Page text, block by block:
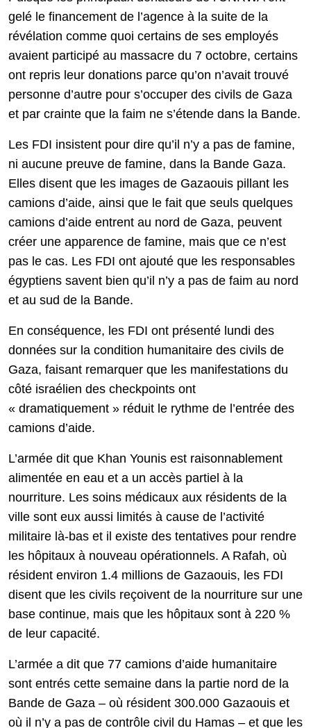
gelé le financement de l’agence à la suite de la
révélation comme quoi certains de ses employés
avaient participé au massacre du 7 octobre, certains
ont repris leur donations parce qu’on n’avait trouvé
personne d’autre pour s’occuper des civils de Gaza
et par crainte que la faim ne s’étende dans la Bande.
Les FDI insistent pour dire qu’il n’y a pas de famine,
ni aucune preuve de famine, dans la Bande Gaza.
Elles disent que les images de Gazaouis pillant les
camions d’aide, ainsi que le fait que seuls quelques
camions d’aide entrent au nord de Gaza, peuvent
créer une apparence de famine, mais que ce n’est
pas le cas. Les FDI ont ajouté que les responsables
égyptiens savent bien qu’il n’y a pas de faim au nord
et au sud de la Bande.
En conséquence, les FDI ont présenté lundi des
données sur la condition humanitaire des civils de
Gaza, faisant remarquer que les manifestations du
côté israélien des checkpoints ont
« dramatiquement » réduit le rythme de l’entrée des
camions d’aide.
L’armée dit que Khan Younis est raisonnablement
alimentée en eau et a un accès partiel à la
nourriture. Les soins médicaux aux résidents de la
ville sont eux aussi limités à cause de l’activité
militaire là-bas et il existe des tentatives pour rendre
les hôpitaux à nouveau opérationnels. A Rafah, où
résident environ 1.4 millions de Gazaouis, les FDI
disent que les civils reçoivent de la nourriture sur une
base continue, mais que les hôpitaux sont à 220 %
de leur capacité.
L’armée a dit que 77 camions d’aide humanitaire
sont entrés cette semaine dans la partie nord de la
Bande de Gaza – où résident 300.000 Gazaouis et
où il n’y a pas de contrôle civil du Hamas – et que les